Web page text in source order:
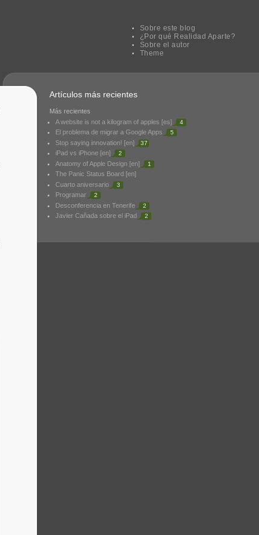
Sobre este blog
¿Por qué Realidad Aparte?
Sobre el autor
Theme
Artículos más recientes
Más recientes
A website is not a kilogram of apples [es]
4
El problema de migrar a Google Apps 5
Stop saying innovation! [en] 37
iPad vs iPhone [en] 2
Anatomy of Apple Design [en] 1
The Panic Status Board [en]
Cuarto aniversario
3
Programar 2
Desconferencia en Tenerife 2
Javier Cañada sobre el iPad 2